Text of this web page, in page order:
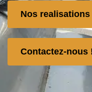
Nos realisations
Contactez-nous